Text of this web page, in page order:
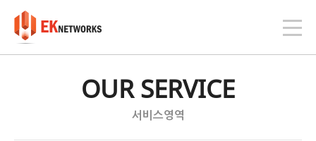
OUR SERVICE
서비스영역